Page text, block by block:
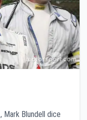
Mark Blundell dice